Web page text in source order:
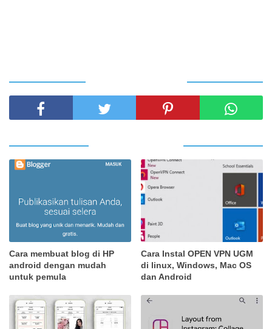
Cara membuat blog di HP
android dengan mudah
untuk pemula
Cara Instal OPEN VPN UGM
di linux, Windows, Mac OS
dan Android